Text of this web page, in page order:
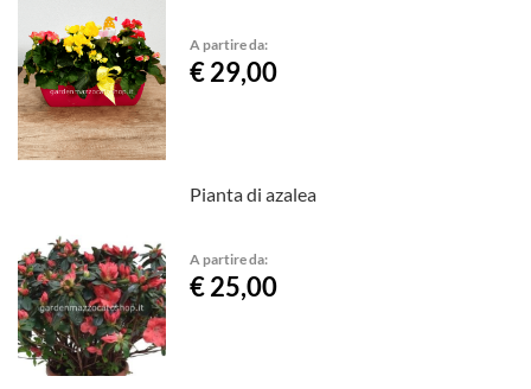
A partire da:
€ 29,00
Pianta di azalea
A partire da:
€ 25,00